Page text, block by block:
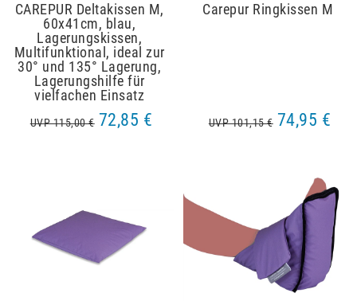
CAREPUR Deltakissen M,
60x41cm, blau,
Lagerungskissen,
Multifunktional, ideal zur
30° und 135° Lagerung,
Lagerungshilfe für
vielfachen Einsatz
UVP 115,00 € 72,85 €
Carepur Ringkissen M
UVP 101,15 € 74,95 €